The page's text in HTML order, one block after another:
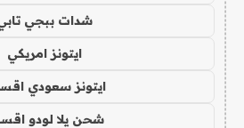
شدات ببجي
ايتونز امريكي
ايتونز سعودي
شحن يلا لودو